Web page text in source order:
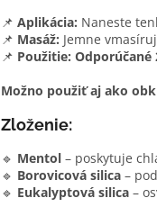
📌 Aplikácia: Naneste
📌 Masáž: Jemne
📌 Použitie: Odporúčané
Možno použiť aj ako
Zloženie:
🔹 Mentol – poskytuje
🔹 Borovicová silica –
🔹 Eukalyptová silica –